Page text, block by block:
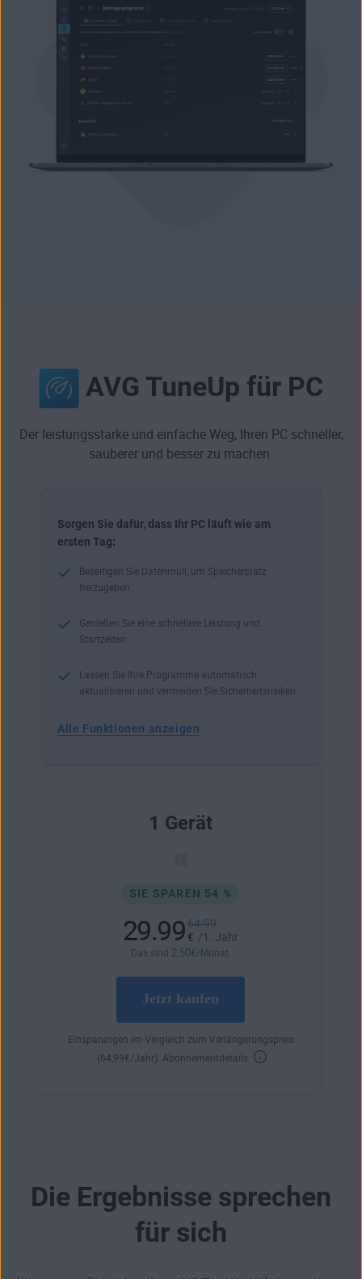
AVG TuneUp für PC
Der leistungsstarke und einfache Weg, Ihren PC schneller,
sauberer und besser zu machen.
Sorgen Sie dafür, dass Ihr PC läuft wie am
ersten Tag:
Beseitigen Sie Datenmüll, um Speicherplatz
freizugeben.
Genießen Sie eine schnellere Leistung und
Startzeiten.
Lassen Sie Ihre Programme automatisch
aktualisieren und vermeiden Sie Sicherheitsrisiken.
Alle Funktionen anzeigen
1 Gerät
SIE SPAREN 54 %
29.99 64.99
€ /1. Jahr
Das sind 2 ,50 €/Monat.
Jetzt kaufen
Einsparungen im Vergleich zum Verlängerungspreis
(64 ,99€/Jahr). Abonnementdetails
Die Ergebnisse sprechen
für sich